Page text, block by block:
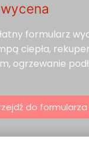
formularz
ciepła,
ogrzewanie
do formularza